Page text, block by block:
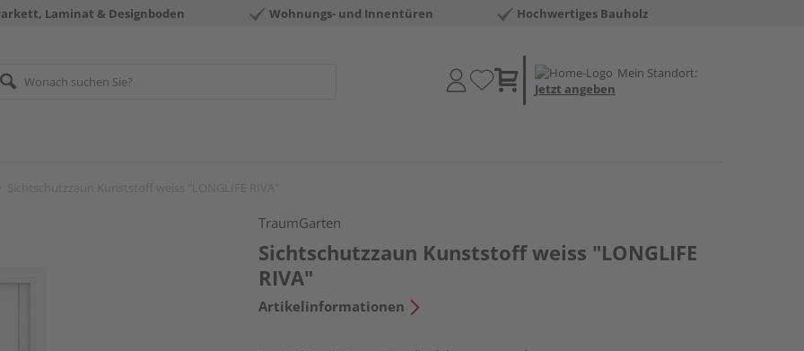
Laminat & Designboden Wohnungs- und Innentüren Hochwertiges Bauholz
Mein Standort:
Jetzt angeben
TraumGarten
Sichtschutzzaun Kunststoff weiss "LONGLIFE
RIVA"
Artikelinformationen